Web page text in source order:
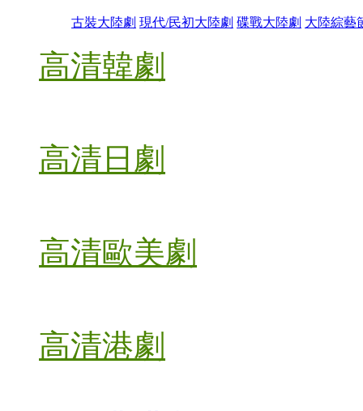
古裝大陸劇 現代/民初大陸劇 碟戰大陸劇 大陸綜藝
高清韓劇
高清日劇
高清歐美劇
高清港劇